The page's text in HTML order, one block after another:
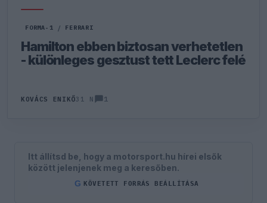
FORMA-1 / FERRARI
Hamilton ebben biztosan verhetetlen
- különleges gesztust tett Leclerc felé
KOVÁCS ENIKŐ31 N 1
Itt állítsd be, hogy a motorsport.hu hírei elsők
között jelenjenek meg a keresőben.
G KÖVETETT FORRÁS BEÁLLÍTÁSA